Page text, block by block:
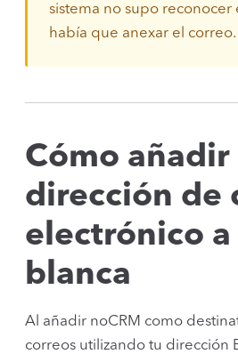
sistema no supo reconocer
había que anexar el correo.
Cómo añadir
dirección de
electrónico a
blanca
Al añadir noCRM como
correos utilizando tu dirección